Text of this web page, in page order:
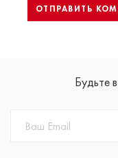
Будьте